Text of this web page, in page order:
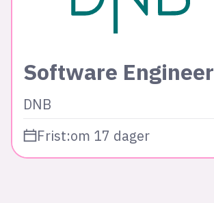
Software Engineer
DNB
Frist:om 17 dager